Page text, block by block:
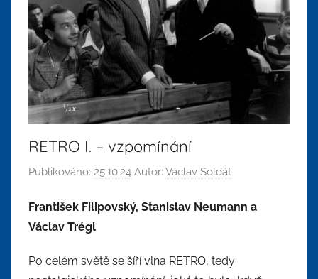
RETRO I. – vzpomínání
Publikováno: 25.10.24 Autor: Václav Soldát
František Filipovský, Stanislav Neumann a
Václav Trégl
Po celém světě se šíří vlna RETRO, tedy